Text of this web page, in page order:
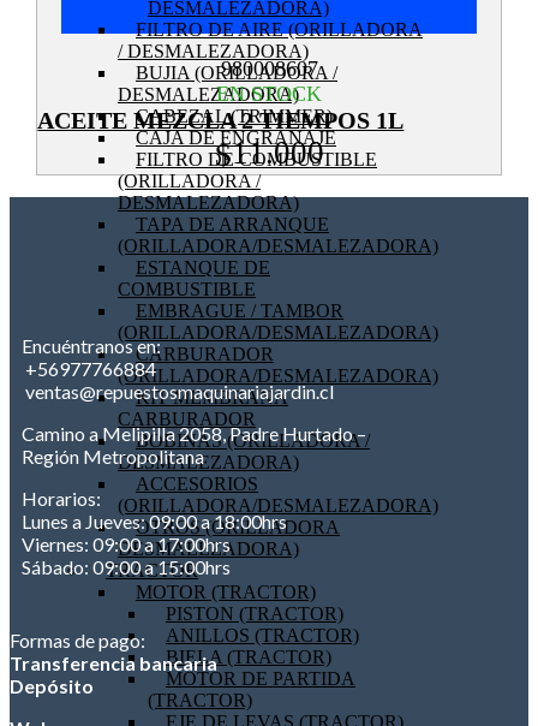
DESMALEZADORA)
FILTRO DE AIRE (ORILLADORA
/ DESMALEZADORA)
BUJIA (ORILLADORA /
DESMALEZADORA)
CABEZAL (TRIMMER)
CAJA DE ENGRANAJE
FILTRO DE COMBUSTIBLE
(ORILLADORA /
DESMALEZADORA)
TAPA DE ARRANQUE
(ORILLADORA/DESMALEZADORA)
ESTANQUE DE
COMBUSTIBLE
EMBRAGUE / TAMBOR
(ORILLADORA/DESMALEZADORA)
CARBURADOR
(ORILLADORA/DESMALEZADORA)
KIT MEMBRANA
CARBURADOR
BOBINAS (ORILLADORA /
DESMALEZADORA)
ACCESORIOS
(ORILLADORA/DESMALEZADORA)
OTROS (ORILLADORA
DESMALEZADORA)
TRACTOR
MOTOR (TRACTOR)
PISTON (TRACTOR)
ANILLOS (TRACTOR)
BIELA (TRACTOR)
MOTOR DE PARTIDA
(TRACTOR)
EJE DE LEVAS (TRACTOR)
980008607
EN STOCK
ACEITE MEZCLA 2 TIEMPOS 1L
$11.000
Encuéntranos en:
+56977766884
ventas@repuestosmaquinariajardin.cl
Camino a Melipilla 2058, Padre Hurtado –
Región Metropolitana
Horarios:
Lunes a Jueves: 09:00 a 18:00hrs
Viernes: 09:00 a 17:00hrs
Sábado: 09:00 a 15:00hrs
Formas de pago:
Transferencia bancaria
Depósito